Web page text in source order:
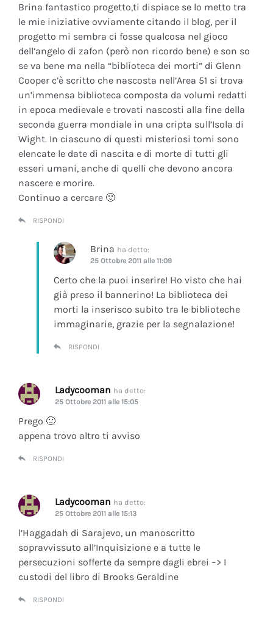
Brina fantastico progetto,ti dispiace se lo metto tra
le mie iniziative ovviamente citando il blog, per il
progetto mi sembra ci fosse qualcosa nel gioco
dell’angelo di zafon (però non ricordo bene) e son so
se va bene ma nella “biblioteca dei morti” di Glenn
Cooper c’è scritto che nascosta nell’Area 51 si trova
un’immensa biblioteca composta da volumi redatti
in epoca medievale e trovati nascosti alla fine della
seconda guerra mondiale in una cripta sull’Isola di
Wight. In ciascuno di questi misteriosi tomi sono
elencate le date di nascita e di morte di tutti gli
esseri umani, anche di quelli che devono ancora
nascere e morire.
Continuo a cercare 🙂
RISPONDI
Brina ha detto:
25 Ottobre 2011 alle 11:09
Certo che la puoi inserire! Ho visto che hai
già preso il bannerino! La biblioteca dei
morti la inserisco subito tra le biblioteche
immaginarie, grazie per la segnalazione!
RISPONDI
Ladycooman ha detto:
25 Ottobre 2011 alle 15:05
Prego 🙂
appena trovo altro ti avviso
RISPONDI
Ladycooman ha detto:
25 Ottobre 2011 alle 15:13
l’Haggadah di Sarajevo, un manoscritto
sopravvissuto all’Inquisizione e a tutte le
persecuzioni sofferte da sempre dagli ebrei –> I
custodi del libro di Brooks Geraldine
RISPONDI